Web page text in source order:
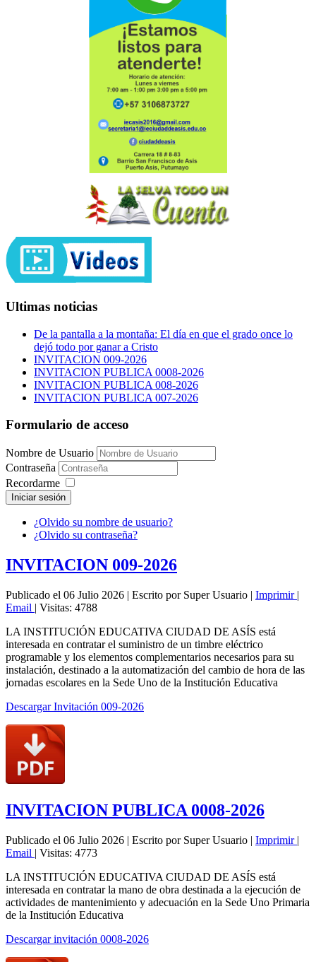
Ultimas noticias
De la pantalla a la montaña: El día en que el grado once lo
dejó todo por ganar a Cristo
INVITACION 009-2026
INVITACION PUBLICA 0008-2026
INVITACION PUBLICA 008-2026
INVITACION PUBLICA 007-2026
Formulario de acceso
Nombre de Usuario
Contraseña
Recordarme
Iniciar sesión
¿Olvido su nombre de usuario?
¿Olvido su contraseña?
INVITACION 009-2026
Publicado el 06 Julio 2026 | Escrito por Super Usuario | Imprimir |
Email | Visitas: 4788
LA INSTITUCIÓN EDUCATIVA CIUDAD DE ASÍS está
interesada en contratar el suministro de un timbre eléctrico
programable y los elementos complementarios necesarios para su
instalación, destinado a la automatización del cambio de hora de las
jornadas escolares en la Sede Uno de la Institución Educativa
Descargar Invitación 009-2026
INVITACION PUBLICA 0008-2026
Publicado el 06 Julio 2026 | Escrito por Super Usuario | Imprimir |
Email | Visitas: 4773
LA INSTITUCIÓN EDUCATIVA CIUDAD DE ASÍS está
interesada en contratar la mano de obra destinada a la ejecución de
actividades de mantenimiento y adecuación en la Sede Uno Primaria
de la Institución Educativa
Descargar invitación 0008-2026